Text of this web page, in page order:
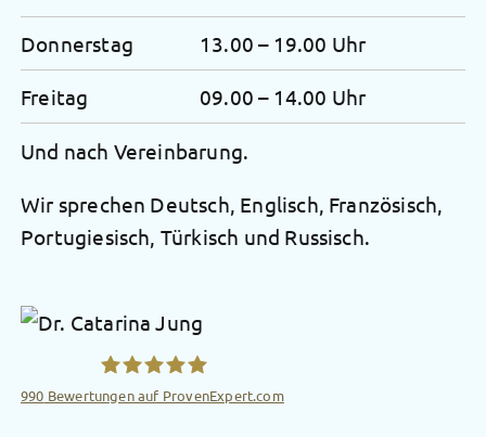
Donnerstag 13.00 – 19.00 Uhr
Freitag 09.00 – 14.00 Uhr
Und nach Vereinbarung.
Wir sprechen Deutsch, Englisch, Französisch,
Portugiesisch, Türkisch und Russisch.
990 Bewertungen auf ProvenExpert.com